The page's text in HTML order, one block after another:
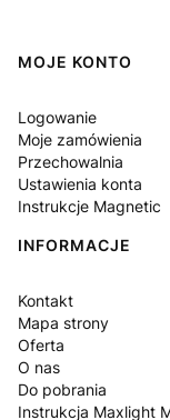
Linki w stopce
MOJE KONTO
Logowanie
Moje zamówienia
Przechowalnia
Ustawienia konta
Instrukcje Magnetic
INFORMACJE
Kontakt
Mapa strony
Oferta
O nas
Do pobrania
Instrukcja Maxlight